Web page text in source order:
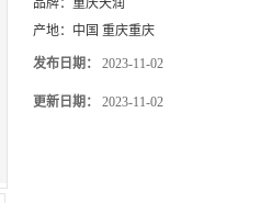
品牌： 重庆天润
产地： 中国 重庆重庆
发布日期： 2023-11-02
更新日期： 2023-11-02